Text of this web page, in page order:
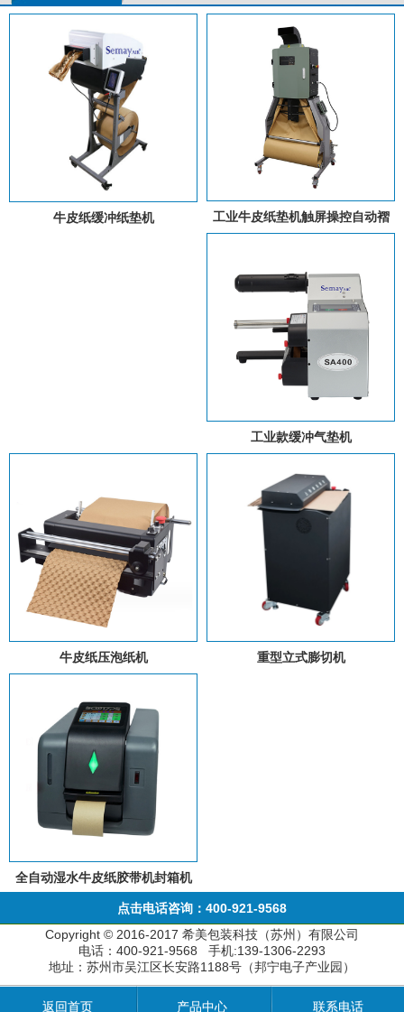
牛皮纸缓冲纸垫机
工业牛皮纸垫机触屏操控自动褶
工业款缓冲气垫机
牛皮纸压泡纸机 重型立式膨切机
全自动湿水牛皮纸胶带机封箱机
点击电话咨询：400-921-9568
Copyright © 2016-2017 希美包装科技（苏州）有限公司
电话：400-921-9568 手机:139-1306-2293
地址：苏州市吴江区长安路1188号（邦宁电子产业园）
返回首页 产品中心 联系电话